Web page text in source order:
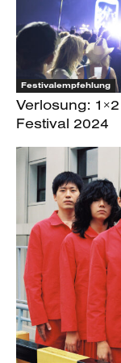
Festivalempfehlung
Verlosung:
Festival 2024